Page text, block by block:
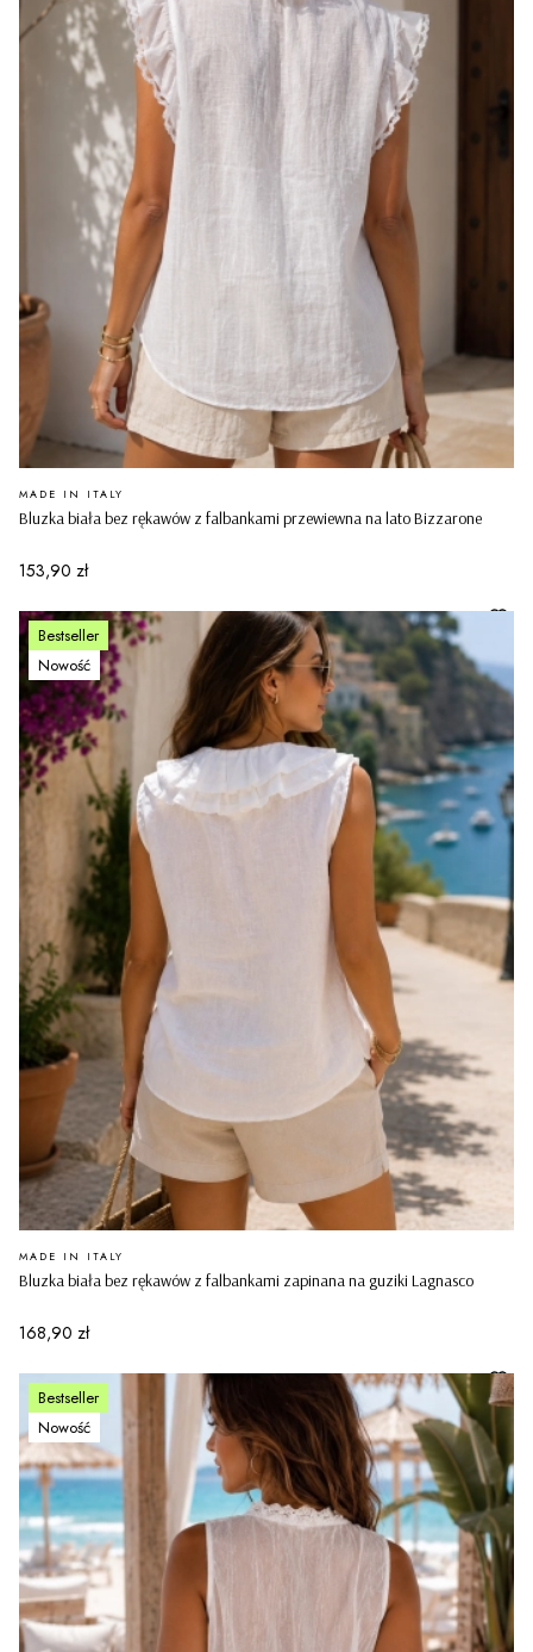
Bluzka biała bez rękawów z falbankami przewiewna na lato Bizzarone
PRODUCENT
MADE IN ITALY
Cena
153,90 zł
Bestseller
Nowość
Bluzka biała bez rękawów z falbankami zapinana na guziki Lagnasco
PRODUCENT
MADE IN ITALY
Cena
168,90 zł
Bestseller
Nowość